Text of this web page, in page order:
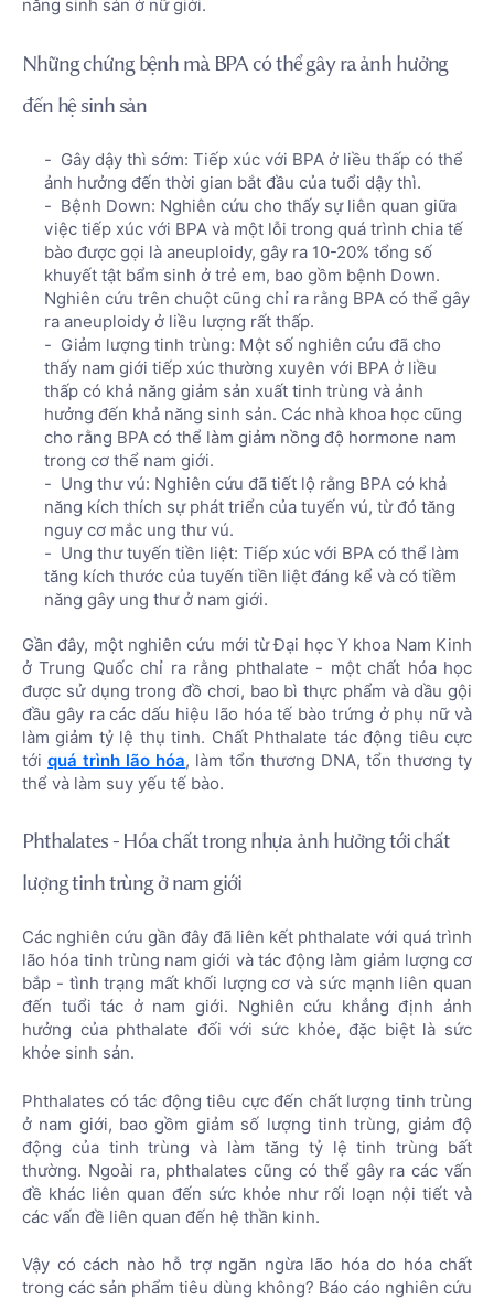
năng sinh sản ở nữ giới.
Những chứng bệnh mà BPA có thể gây ra ảnh hưởng
đến hệ sinh sản
Gây dậy thì sớm: Tiếp xúc với BPA ở liều thấp có thể
ảnh hưởng đến thời gian bắt đầu của tuổi dậy thì.
Bệnh Down: Nghiên cứu cho thấy sự liên quan giữa
việc tiếp xúc với BPA và một lỗi trong quá trình chia tế
bào được gọi là aneuploidy, gây ra 10-20% tổng số
khuyết tật bẩm sinh ở trẻ em, bao gồm bệnh Down.
Nghiên cứu trên chuột cũng chỉ ra rằng BPA có thể gây
ra aneuploidy ở liều lượng rất thấp.
Giảm lượng tinh trùng: Một số nghiên cứu đã cho
thấy nam giới tiếp xúc thường xuyên với BPA ở liều
thấp có khả năng giảm sản xuất tinh trùng và ảnh
hưởng đến khả năng sinh sản. Các nhà khoa học cũng
cho rằng BPA có thể làm giảm nồng độ hormone nam
trong cơ thể nam giới.
Ung thư vú: Nghiên cứu đã tiết lộ rằng BPA có khả
năng kích thích sự phát triển của tuyến vú, từ đó tăng
nguy cơ mắc ung thư vú.
Ung thư tuyến tiền liệt: Tiếp xúc với BPA có thể làm
tăng kích thước của tuyến tiền liệt đáng kể và có tiềm
năng gây ung thư ở nam giới.
Gần đây, một nghiên cứu mới từ Đại học Y khoa Nam Kinh
ở Trung Quốc chỉ ra rằng phthalate - một chất hóa học
được sử dụng trong đồ chơi, bao bì thực phẩm và dầu gội
đầu gây ra các dấu hiệu lão hóa tế bào trứng ở phụ nữ và
làm giảm tỷ lệ thụ tinh. Chất Phthalate tác động tiêu cực
tớiquá trình lão hóa, làm tổn thương DNA, tổn thương ty
thể và làm suy yếu tế bào.
Phthalates - Hóa chất trong nhựa ảnh hưởng tới chất
lượng tinh trùng ở nam giới
Các nghiên cứu gần đây đã liên kết phthalate với quá trình
lão hóa tinh trùng nam giới và tác động làm giảm lượng cơ
bắp - tình trạng mất khối lượng cơ và sức mạnh liên quan
đến tuổi tác ở nam giới. Nghiên cứu khẳng định ảnh
hưởng của phthalate đối với sức khỏe, đặc biệt là sức
khỏe sinh sản.
Phthalates có tác động tiêu cực đến chất lượng tinh trùng
ở nam giới, bao gồm giảm số lượng tinh trùng, giảm độ
động của tinh trùng và làm tăng tỷ lệ tinh trùng bất
thường. Ngoài ra, phthalates cũng có thể gây ra các vấn
đề khác liên quan đến sức khỏe như rối loạn nội tiết và
các vấn đề liên quan đến hệ thần kinh.
Vậy có cách nào hỗ trợ ngăn ngừa lão hóa do hóa chất
trong các sản phẩm tiêu dùng không? Báo cáo nghiên cứu